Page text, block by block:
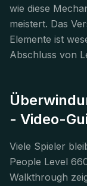
wie diese
meistert. Das
Elemente ist
Abschluss von
- Video-
Viele Spieler
People Level
Walkthrough